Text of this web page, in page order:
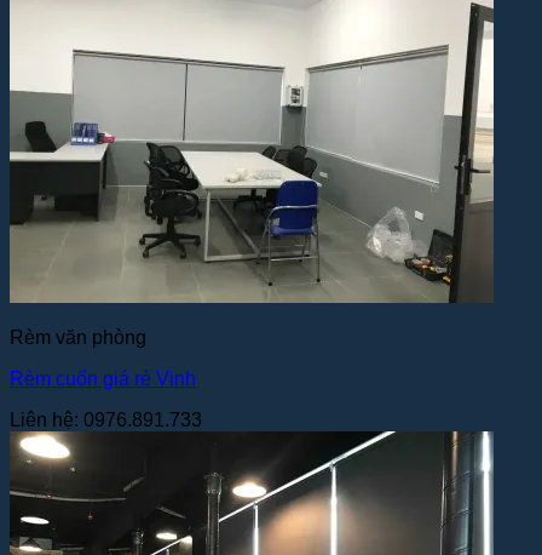
Rèm văn phòng
Rèm cuốn giá rẻ Vinh
Liên hệ: 0976.891.733